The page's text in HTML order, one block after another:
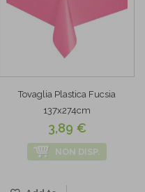
Tovaglia Plastica Fucsia
137x274cm
3,89 €
NON DISP.